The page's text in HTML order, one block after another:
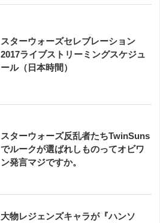
スターウォーズセレブレーション
2017ライブストリーミングスケジュ
ール（日本時間）
スターウォーズ反乱者たちTwinSuns
でルークが選ばれしものってオビワ
ン発言マジですか。
大物レジェンズキャラが『ハンソ